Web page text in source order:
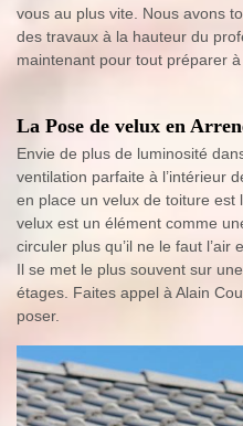
vous au plus vite. Nous avons
des travaux à la hauteur du
maintenant pour tout préparer à
La Pose de velux en
Envie de plus de luminosité
ventilation parfaite à l’intérieur
en place un velux de toiture est
velux est un élément comme
circuler plus qu’il ne le faut l’air
Il se met le plus souvent sur
étages. Faites appel à Alain
poser.